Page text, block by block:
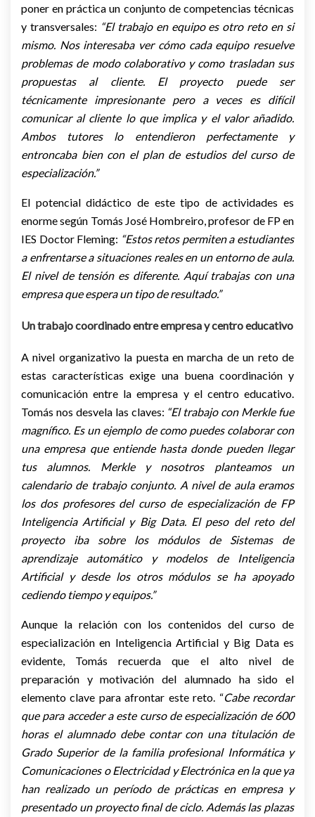
poner en práctica un conjunto de competencias técnicas
y transversales: “El trabajo en equipo es otro reto en si
mismo. Nos interesaba ver cómo cada equipo resuelve
problemas de modo colaborativo y como trasladan sus
propuestas al cliente. El proyecto puede ser
técnicamente impresionante pero a veces es difícil
comunicar al cliente lo que implica y el valor añadido.
Ambos tutores lo entendieron perfectamente y
entroncaba bien con el plan de estudios del curso de
especialización.”
El potencial didáctico de este tipo de actividades es
enorme según Tomás José Hombreiro, profesor de FP en
IES Doctor Fleming: “Estos retos permiten a estudiantes
a enfrentarse a situaciones reales en un entorno de aula.
El nivel de tensión es diferente. Aquí trabajas con una
empresa que espera un tipo de resultado.”
Un trabajo coordinado entre empresa y centro educativo
A nivel organizativo la puesta en marcha de un reto de
estas características exige una buena coordinación y
comunicación entre la empresa y el centro educativo.
Tomás nos desvela las claves: “El trabajo con Merkle fue
magnífico. Es un ejemplo de como puedes colaborar con
una empresa que entiende hasta donde pueden llegar
tus alumnos. Merkle y nosotros planteamos un
calendario de trabajo conjunto. A nivel de aula eramos
los dos profesores del curso de especialización de FP
Inteligencia Artificial y Big Data. El peso del reto del
proyecto iba sobre los módulos de Sistemas de
aprendizaje automático y modelos de Inteligencia
Artificialy desdelos otros módulos se ha apoyado
cediendo tiempo y equipos.”
Aunque la relación con los contenidos del curso de
especialización en Inteligencia Artificial y Big Data es
evidente, Tomás recuerda que el alto nivel de
preparación y motivación del alumnado ha sido el
elemento clave para afrontar este reto. “Cabe recordar
que para acceder a este curso de especialización de 600
horas el alumnado debe contar con una titulación de
Grado Superior de la familia profesional Informática y
Comunicaciones o Electricidad y Electrónica en la que ya
han realizado un período de prácticas en empresa y
presentado un proyecto final de ciclo. Además las plazas